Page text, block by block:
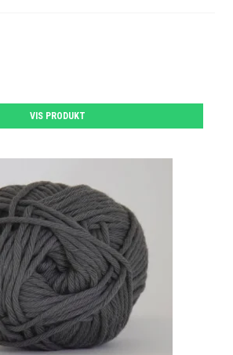
VIS PRODUKT